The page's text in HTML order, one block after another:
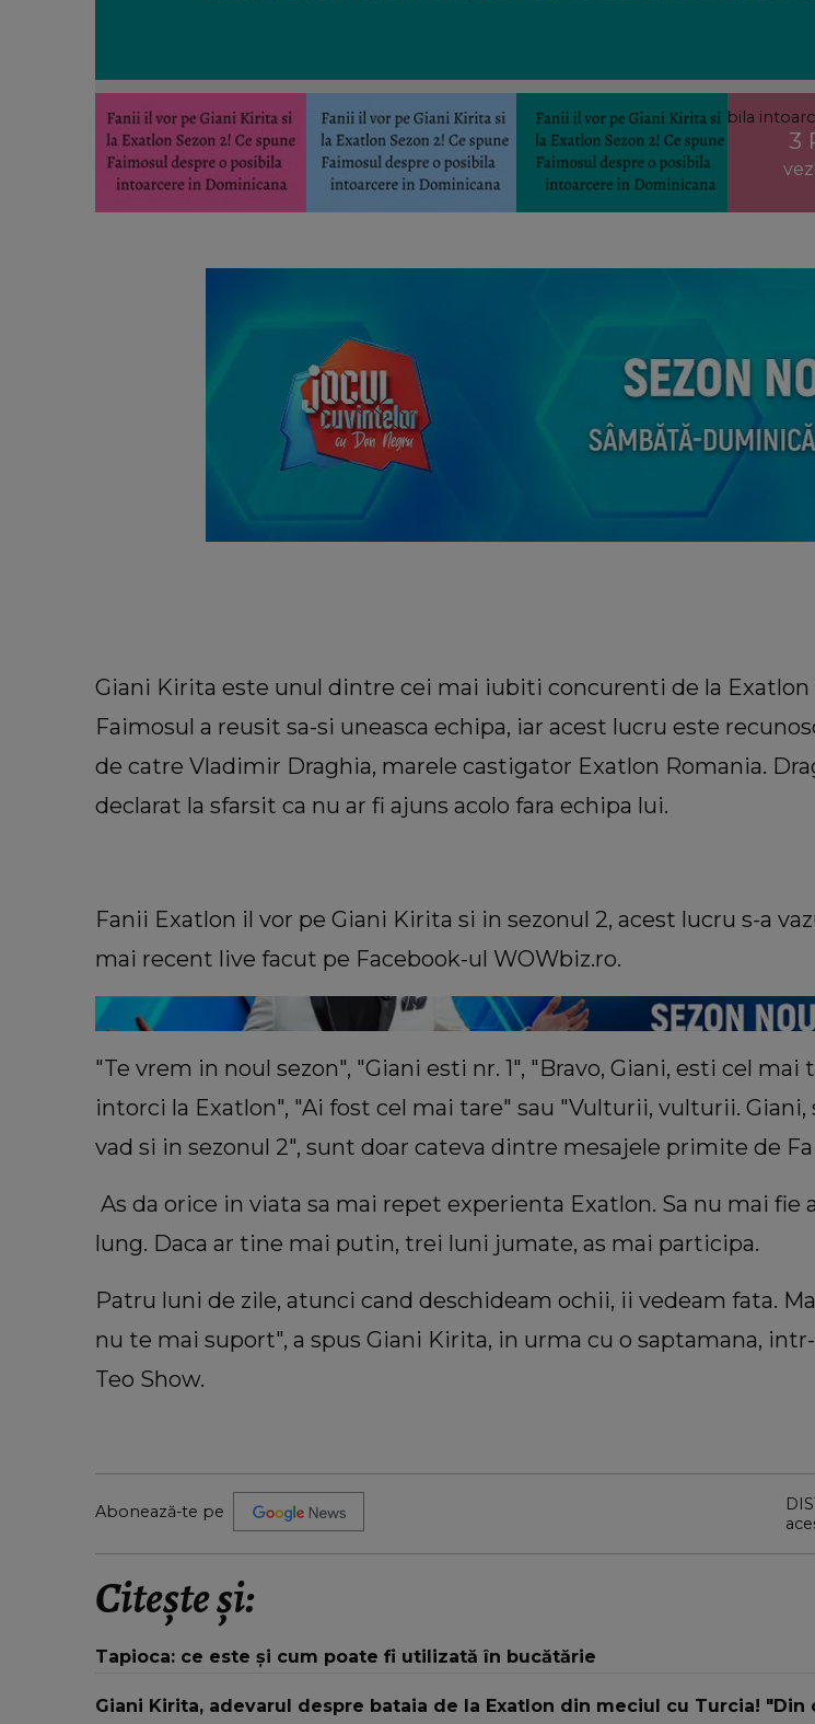
Fanii il vor pe Giani Kirita si la Exatlon Sezon 2! Ce spune Faimosul despre o posibila
Dominicana
3
Giani Kirita este unul dintre cei mai iubiti concurenti de la Exatlon
Faimosul a reusit sa-si uneasca echipa, iar acest lucru este
de catre Vladimir Draghia, marele castigator Exatlon Romania.
declarat la sfarsit ca nu ar fi ajuns acolo fara echipa lui.
Fanii Exatlon il vor pe Giani Kirita si in sezonul 2, acest lucru s-a
mai recent live facut pe Facebook-ul WOWbiz.ro.
"Te vrem in noul sezon", "Giani esti nr. 1", "Bravo, Giani, esti cel mai
intorci la Exatlon", "Ai fost cel mai tare" sau "Vulturii, vulturii. Giani,
vad si in sezonul 2", sunt doar cateva dintre mesajele primite de
As da orice in viata sa mai repet experienta Exatlon. Sa nu mai fie
lung. Daca ar tine mai putin, trei luni jumate, as mai participa.
Patru luni de zile, atunci cand deschideam ochii, ii vedeam fata.
nu te mai suport", a spus Giani Kirita, in urma cu o saptamana,
Teo Show.
Abonează-te pe
Citește și:
Tapioca: ce este și cum poate fi utilizată în bucătărie
Giani Kirita, adevarul despre bataia de la Exatlon din meciul cu Turcia! "Din
dezvăluiri despre momentul în care
aceasta a leșinat în casă: „Nu știam ce
să fac, eram în stare de șoc.”
11 ani dispărute în
copilei cere imaginile de
supraveghere: „Nu s-a
mea...”